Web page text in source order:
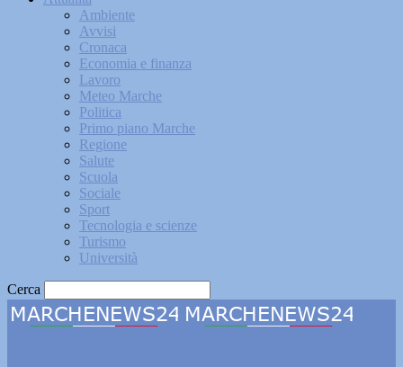
Ambiente
Avvisi
Cronaca
Economia e finanza
Lavoro
Meteo Marche
Politica
Primo piano Marche
Regione
Salute
Scuola
Sociale
Sport
Tecnologia e scienze
Turismo
Università
Cerca